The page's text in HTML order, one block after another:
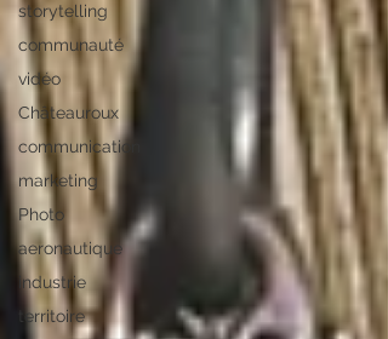
storytelling
communauté
vidéo
Châteauroux
communication
marketing
Photo
aeronautique
industrie
territoire